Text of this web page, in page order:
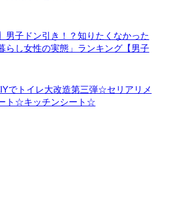
男子ドン引き！？知りたくなかった
らし女性の実態」ランキング【男子
でトイレ大改造第三弾☆セリアリメ
ト☆キッチンシート☆